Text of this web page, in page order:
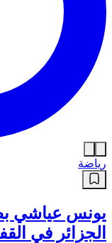
رياضة
يونس عياشي
الجزائر في القفز